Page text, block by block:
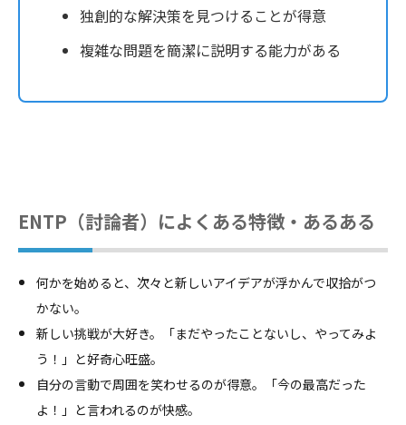
独創的な解決策を見つけることが得意
複雑な問題を簡潔に説明する能力がある
ENTP（討論者）によくある特徴・あるある
何かを始めると、次々と新しいアイデアが浮かんで収拾がつ
かない。
新しい挑戦が大好き。「まだやったことないし、やってみよ
う！」と好奇心旺盛。
自分の言動で周囲を笑わせるのが得意。「今の最高だった
よ！」と言われるのが快感。